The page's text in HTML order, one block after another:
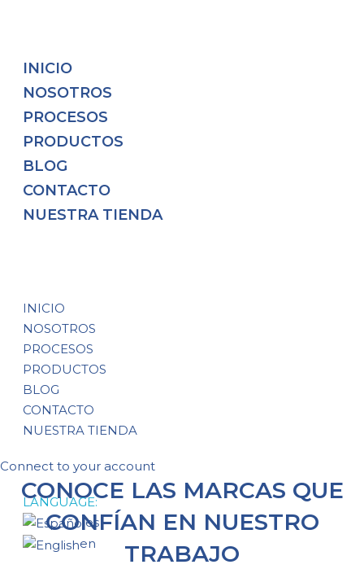
INICIO
NOSOTROS
PROCESOS
PRODUCTOS
BLOG
CONTACTO
NUESTRA TIENDA
INICIO
NOSOTROS
PROCESOS
PRODUCTOS
BLOG
CONTACTO
NUESTRA TIENDA
Connect to your account
LANGUAGE:
es
en
CONOCE LAS MARCAS QUE
CONFÍAN EN NUESTRO
TRABAJO